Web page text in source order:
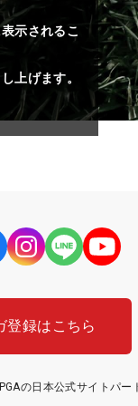
示されるこ
上げます。
登録はこちら
の日本公式サイトパー